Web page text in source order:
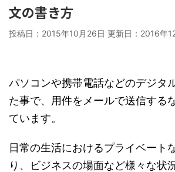
文の書き方
投稿日：2015年10月26日 更新日： 2016年
パソコンや携帯電話などのデジタ
た事で、用件をメールで送信する
ています。
日常の生活におけるプライベート
り、ビジネスの場面など様々な状